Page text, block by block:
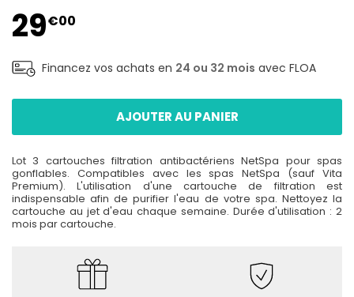
29€00
Financez vos achats en 24 ou 32 mois avec FLOA
AJOUTER AU PANIER
Lot 3 cartouches filtration antibactériens NetSpa pour spas
gonflables. Compatibles avec les spas NetSpa (sauf Vita
Premium). L'utilisation d'une cartouche de filtration est
indispensable afin de purifier l'eau de votre spa. Nettoyez la
cartouche au jet d'eau chaque semaine. Durée d'utilisation : 2
mois par cartouche.